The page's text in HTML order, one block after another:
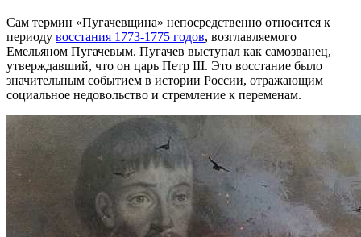
Сам термин «Пугачевщина» непосредственно относится к
периоду восстания 1773-1775 годов, возглавляемого
Емельяном Пугачевым. Пугачев выступал как самозванец,
утверждавший, что он царь Петр III. Это восстание было
значительным событием в истории России, отражающим
социальное недовольство и стремление к переменам.